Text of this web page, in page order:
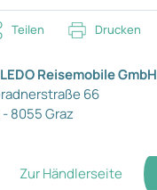
Teilen Drucken
Reisemobile GmbH
66
- 8055 Graz
Zur Händlerseite